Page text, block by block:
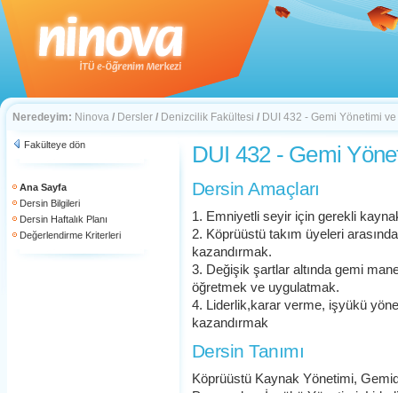
Neredeyim: Ninova / Dersler / Denizcilik Fakültesi / DUI 432 - Gemi Yönetimi
Fakülteye dön
Ana Sayfa
Dersin Bilgileri
Dersin Haftalık Planı
Değerlendirme Kriterleri
DUI 432 - Gemi
Dersin Amaçları
1. Emniyetli seyir için gerekli
2. Köprüüstü takım üyeleri
kazandırmak.
3. Değişik şartlar altında gemi
öğretmek ve uygulatmak.
4. Liderlik,karar verme, işyükü
kazandırmak
Dersin Tanımı
Köprüüstü Kaynak Yönetimi,